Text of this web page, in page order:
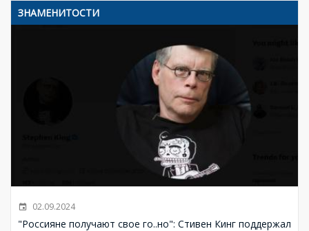
ЗНАМЕНИТОСТИ
02.09.2024
"Россияне получают свое го..но": Стивен Кинг поддержал